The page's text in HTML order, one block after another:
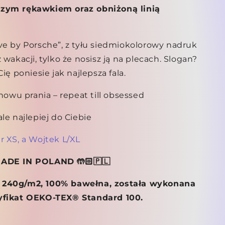
rękawkiem oraz obniżoną linią
by Porsche”, z tyłu siedmiokolorowy nadruk
tylko że nosisz ją na plecach. Slogan?
poniesie jak najlepsza fala.
prania – repeat till obsessed
najlepiej do Ciebie
XS, a Wojtek L/XL
IN POLAND 🤲🏻🇵🇱
m2, 100% bawełna, została wykonana
OEKO-TEX® Standard 100.